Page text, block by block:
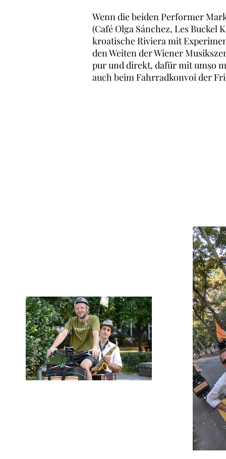
Wenn die beiden Performer
(Café Olga Sánchez, Les Buckel
kroatische Riviera mit
den Weiten der Wiener
pur und direkt, dafür mit umso
auch beim Fahrradkonvoi der